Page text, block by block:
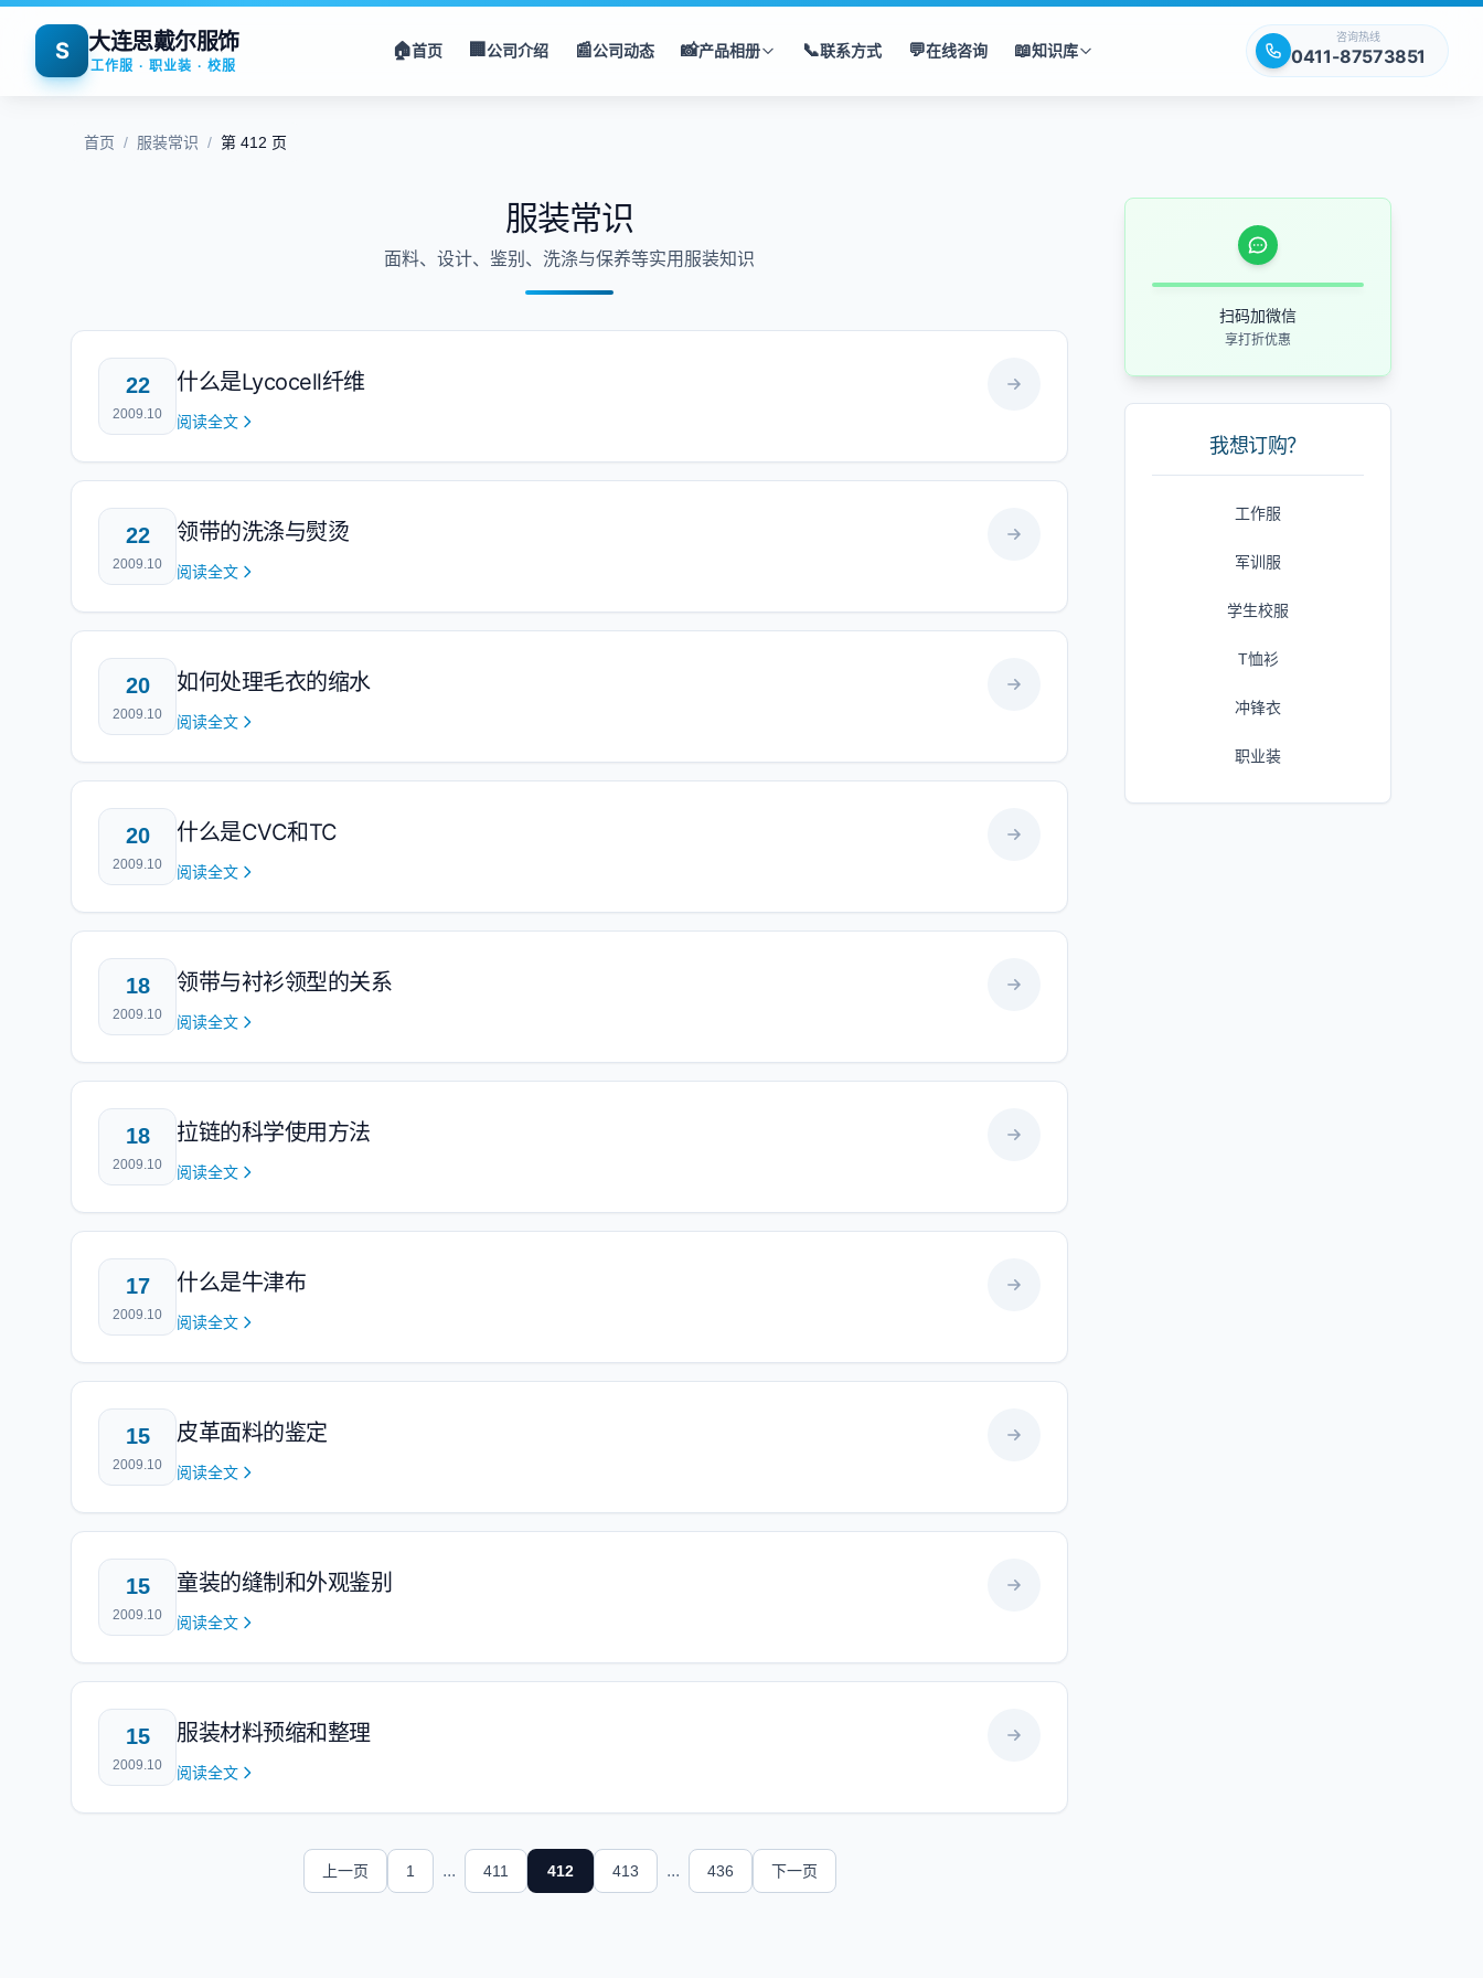
S 大连思戴尔服饰
工作服 · 职业装 · 校服
🏠首页 🏢公司介绍 📰公司动态 📸产品相册 📞联系方式 💬在线咨询 📖知识库
咨询热线
0411-87573851
首页 / 服装常识 / 第 412 页
服装常识
面料、设计、鉴别、洗涤与保养等实用服装知识
22
2009.10
什么是Lycocell纤维
阅读全文
22
2009.10
领带的洗涤与熨烫
阅读全文
20
2009.10
如何处理毛衣的缩水
阅读全文
20
2009.10
什么是CVC和TC
阅读全文
18
2009.10
领带与衬衫领型的关系
阅读全文
18
2009.10
拉链的科学使用方法
阅读全文
17
2009.10
什么是牛津布
阅读全文
15
2009.10
皮革面料的鉴定
阅读全文
15
2009.10
童装的缝制和外观鉴别
阅读全文
15
2009.10
服装材料预缩和整理
阅读全文
上一页 1 ... 411 412 413 ... 436 下一页
扫码加微信
享打折优惠
我想订购？
工作服
军训服
学生校服
T恤衫
冲锋衣
职业装